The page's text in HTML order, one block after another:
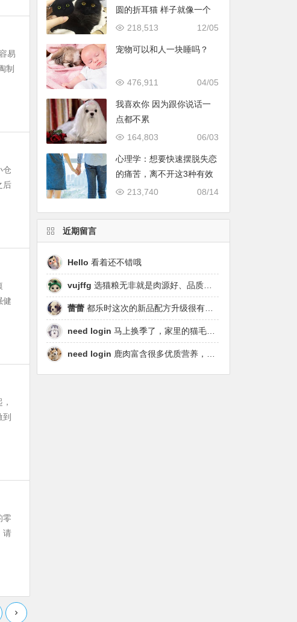
易
制
仓
后
健
零
请
圆的折耳猫 样子就像一个
玩具
12/05
218,513
宠物可以和人一块睡吗？
04/05
476,911
我喜欢你 因为跟你说话一
点都不累
06/03
164,803
心理学：想要快速摆脱失恋
的痛苦，离不开这3种有效
的“方式”
08/14
213,740
近期留言
Hello 看着还不错哦
vujffg 选猫粮无非就是肉源好、品质好、工艺好，都乐时磷虾鹿肉烘焙粮真的可以闭眼冲了！
蕾蕾 都乐时这次的新品配方升级很有针对性，从原料溯源到营养配比都踩中了当下高端市场的需求点，期待后续的区域代理政策。
need login 马上换季了，家里的猫毛又要多起来了……太需要像都乐时这种28天就能改善毛发的产品！
need login 鹿肉富含很多优质营养，磷虾油对毛发改善也很明显，都乐时太懂铲屎官想要什么了